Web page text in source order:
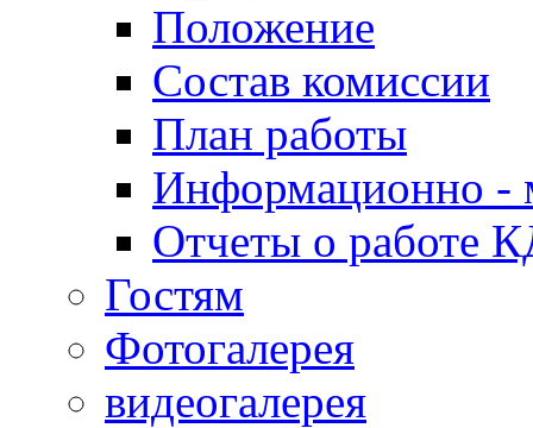
Положение
Состав комиссии
План работы
Информационно -
Отчеты о работе
Гостям
Фотогалерея
видеогалерея